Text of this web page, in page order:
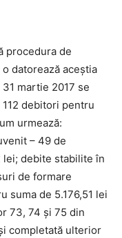
procedura de
datorează aceştia
martie 2017 se
debitori pentru
urmează:
– 49 de
lei; debite stabilite în
de formare
suma de 5.176,51 lei
73, 74 şi 75 din
completată ulterior